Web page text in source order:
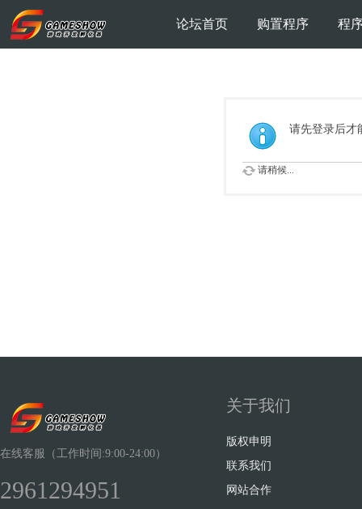
论坛首页 购置程序 程
请先登录后才
请稍候...
在线客服（工作时间:9:00-24:00）
2961294951
关于我们
版权申明
联系我们
网站合作